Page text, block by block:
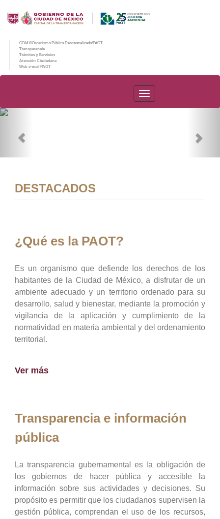
CDMX/Organismo Público Descentralizado/PAOT
Transparencia
Trámites y Servicios
Atención Ciudadana
Web e-mail PAOT
PAOT
DESTACADOS
¿Qué es la PAOT?
Es un organismo que defiende los derechos de los
habitantes de la Ciudad de México, a disfrutar de un
ambiente adecuado y un territorio ordenado para su
desarrollo, salud y bienestar, mediante la promoción y
vigilancia de la aplicación y cumplimiento de la
normatividad en materia ambiental y del ordenamiento
territorial.
Ver más
Transparencia e información
pública
La transparencia gubernamental es la obligación de
los gobiernos de hacer pública y accesible la
información sobre sus actividades y decisiones. Su
propósito es permitir que los ciudadanos supervisen la
gestión pública, comprendan el uso de los recursos,